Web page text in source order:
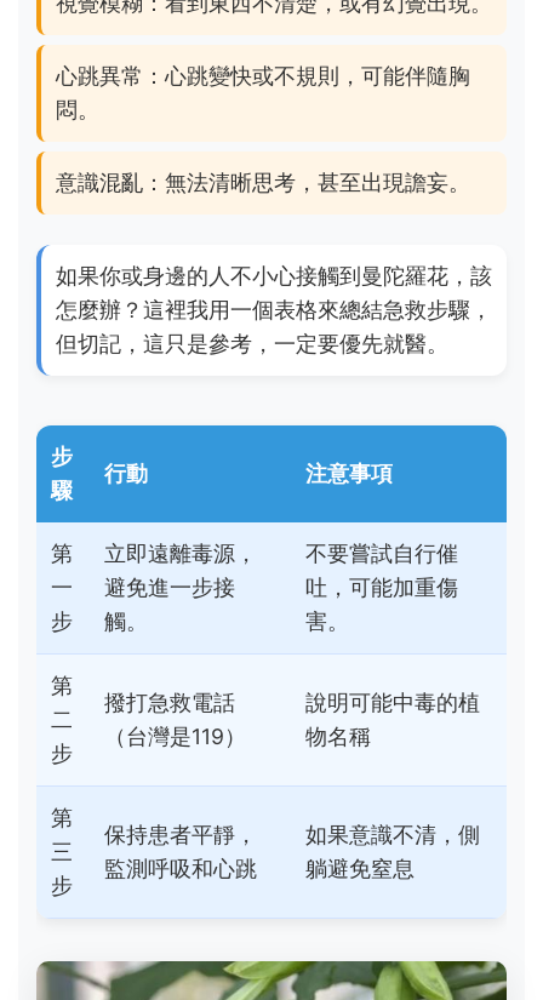
心跳異常：心跳變快或不規則，可能伴隨胸
悶。
意識混亂：無法清晰思考，甚至出現譫妄。
如果你或身邊的人不小心接觸到曼陀羅花，該
怎麼辦？這裡我用一個表格來總結急救步驟，
但切記，這只是參考，一定要優先就醫。
步
驟
行動 注意事項
第
一
步
立即遠離毒源，
避免進一步接
觸。
不要嘗試自行催
吐，可能加重傷
害。
第
二
步
撥打急救電話
（台灣是119）
說明可能中毒的植
物名稱
第
三
步
保持患者平靜，
監測呼吸和心跳
如果意識不清，側
躺避免窒息